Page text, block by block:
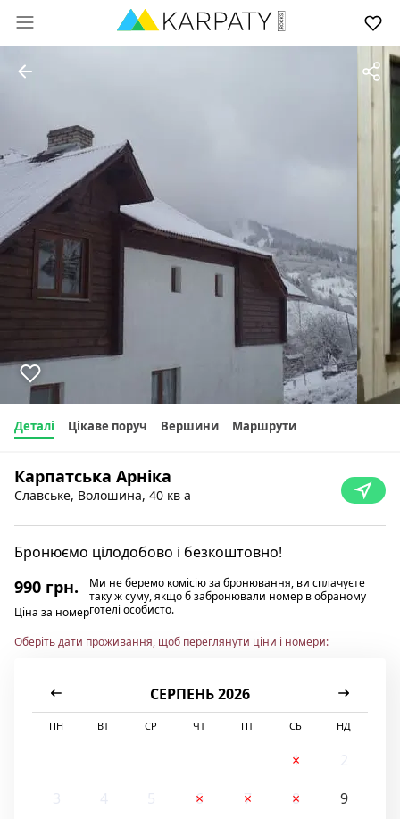
Деталі Цікаве поруч Вершини Маршрути
Карпатська Арніка
Славське, Волошина, 40 кв а
Бронюємо цілодобово і безкоштовно!
990 грн.
Ціна за номер
Ми не беремо комісію за бронювання, ви сплачуєте
таку ж суму, якщо б забронювали номер в обраному
готелі особисто.
Оберіть дати проживання, щоб переглянути ціни і номери:
СЕРПЕНЬ 2026
ПН ВТ СР ЧТ ПТ СБ НД
1
6 7 8
9